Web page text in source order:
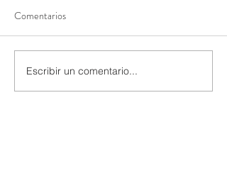
WETLAND
Comentarios
Escribir un comentario...